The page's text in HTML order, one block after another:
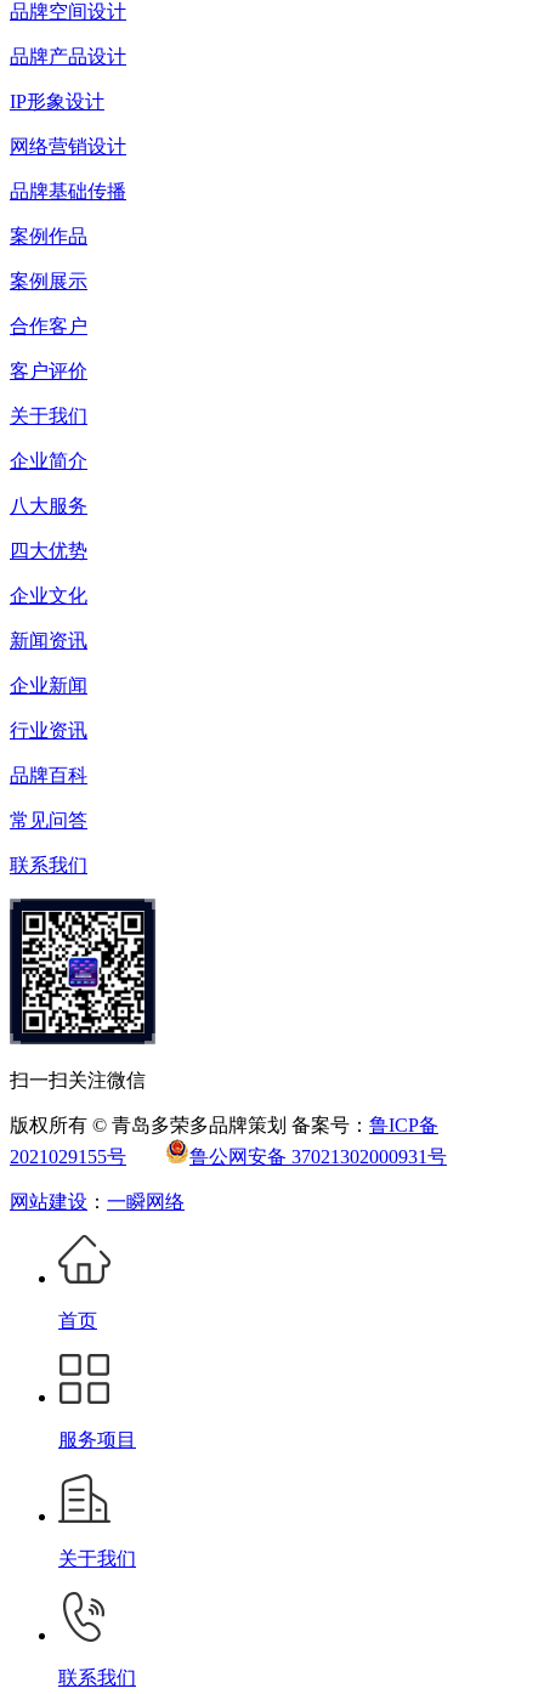
品牌空间设计
品牌产品设计
IP形象设计
网络营销设计
品牌基础传播
案例作品
案例展示
合作客户
客户评价
关于我们
企业简介
八大服务
四大优势
企业文化
新闻资讯
企业新闻
行业资讯
品牌百科
常见问答
联系我们
扫一扫关注微信
版权所有 © 青岛多荣多品牌策划 备案号： 鲁ICP备
2021029155号
鲁公网安备 37021302000931号
网站建设 ： 一瞬网络
首页
服务项目
关于我们
联系我们